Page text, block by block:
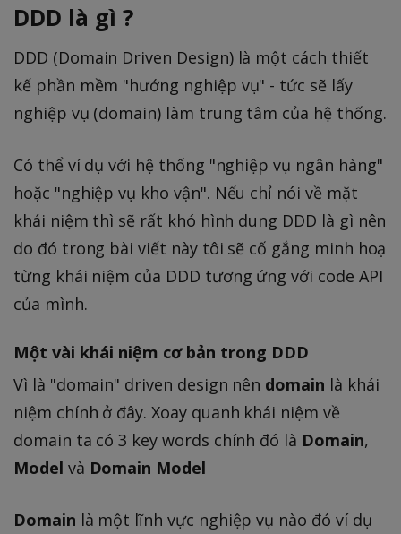
DDD là gì ?
DDD (Domain Driven Design) là một cách thiết
kế phần mềm "hướng nghiệp vụ" - tức sẽ lấy
nghiệp vụ (domain) làm trung tâm của hệ thống.
Có thể ví dụ với hệ thống "nghiệp vụ ngân hàng"
hoặc "nghiệp vụ kho vận". Nếu chỉ nói về mặt
khái niệm thì sẽ rất khó hình dung DDD là gì nên
do đó trong bài viết này tôi sẽ cố gắng minh hoạ
từng khái niệm của DDD tương ứng với code API
của mình.
Một vài khái niệm cơ bản trong DDD
Vì là "domain" driven design nên domain là khái
niệm chính ở đây. Xoay quanh khái niệm về
domain ta có 3 key words chính đó là Domain,
Model và Domain Model
Domain là một lĩnh vực nghiệp vụ nào đó ví dụ